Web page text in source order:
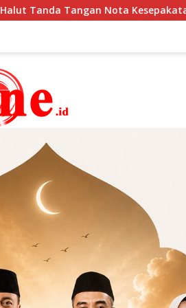
Kesepakatan KUA-PPAS Tahun 2027